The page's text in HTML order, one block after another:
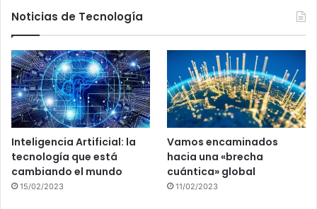
Noticias de Tecnología
Inteligencia Artificial: la
tecnología que está
cambiando el mundo
15/02/2023
Vamos encaminados
hacia una «brecha
cuántica» global
11/02/2023